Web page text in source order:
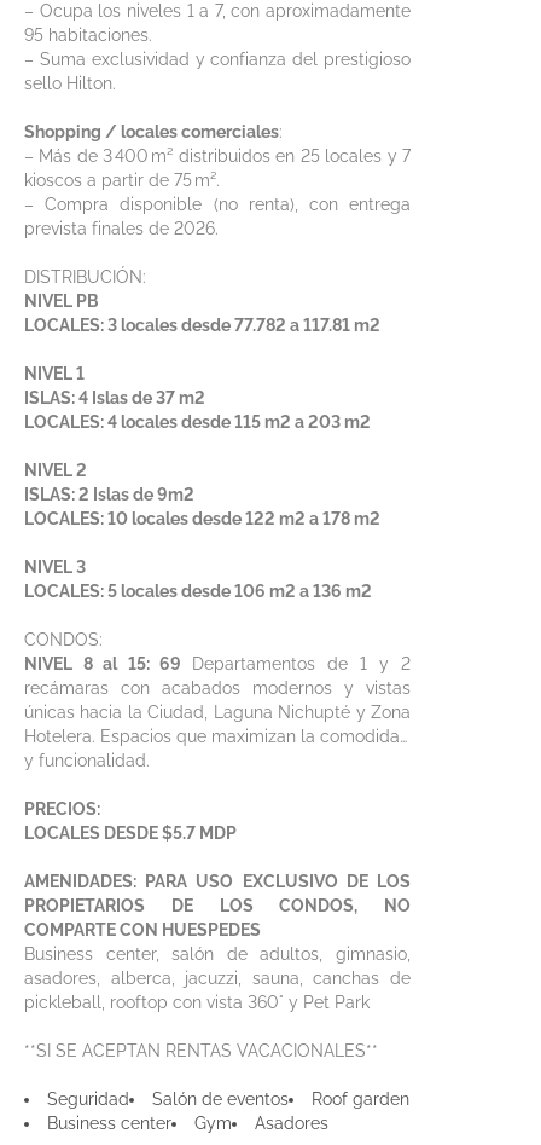
– Ocupa los niveles 1 a 7, con aproximadamente
95 habitaciones.
– Suma exclusividad y confianza del prestigioso
sello Hilton.
Shopping / locales comerciales:
– Más de 3 400 m² distribuidos en 25 locales y 7
kioscos a partir de 75 m².
– Compra disponible (no renta), con entrega
prevista finales de 2026.
DISTRIBUCIÓN:
NIVEL PB
LOCALES: 3 locales desde 77.782 a 117.81 m2
NIVEL 1
ISLAS: 4 Islas de 37 m2
LOCALES: 4 locales desde 115 m2 a 203 m2
NIVEL 2
ISLAS: 2 Islas de 9m2
LOCALES: 10 locales desde 122 m2 a 178 m2
NIVEL 3
LOCALES: 5 locales desde 106 m2 a 136 m2
CONDOS:
NIVEL 8 al 15: 69
Departamentos de 1 y 2
recámaras con acabados modernos y vistas
únicas hacia la Ciudad, Laguna Nichupté y Zona
Hotelera. Espacios que maximizan la comodidad
y funcionalidad.
PRECIOS:
LOCALES DESDE $5.7 MDP
AMENIDADES: PARA USO EXCLUSIVO DE LOS
PROPIETARIOS DE LOS CONDOS, NO
COMPARTE CON HUESPEDES
Business center, salón de adultos, gimnasio,
asadores, alberca, jacuzzi, sauna, canchas de
pickleball, rooftop con vista 360° y Pet Park
**SI SE ACEPTAN RENTAS VACACIONALES**
Seguridad Salón de eventos
Roof garden
Business center
Gym
Asadores